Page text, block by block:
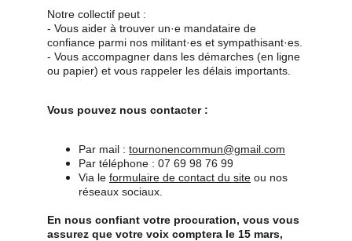
Notre collectif peut :
- Vous aider à trouver un·e mandataire de
confiance parmi nos militant·es et sympathisant·es.
- Vous accompagner dans les démarches (en ligne
ou papier) et vous rappeler les délais importants.
Vous pouvez nous contacter :
Par mail : tournonencommun@gmail.com
Par téléphone : 07 69 98 76 99
Via le formulaire de contact du site ou nos
réseaux sociaux.
En nous confiant votre procuration, vous vous
assurez que votre voix comptera le 15 mars,